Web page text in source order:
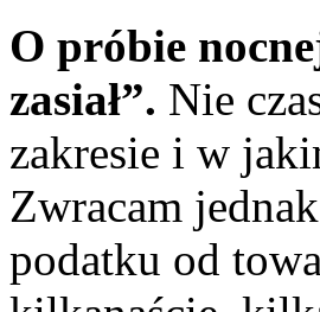
O próbie
zasiał”. Nie
zakresie i w
Zwracam
podatku od